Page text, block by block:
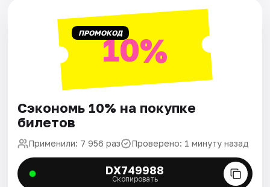
ПРОМОКОД10%
Сэкономь 10% на покупке
билетов
Применили: 7 956 раз Проверено: 1 минуту назад
DX749988
Скопировать